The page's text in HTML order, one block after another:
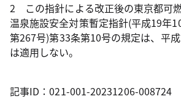
2 この指針による改正後の東京都可
温泉施設安全対策暫定指針(平成19年
第267号)第33条第10号の規定は、平
は適用しない。
記事ID：021-001-20231206-008724